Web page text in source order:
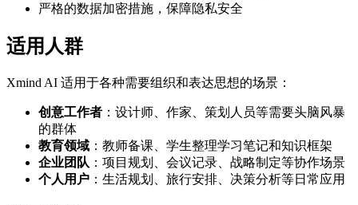
严格的数据加密措施，保障隐私安全
适用人群
Xmind AI 适用于各种需要组织和表达思想的场景：
创意工作者 ：设计师、作家、策划人员等需要头脑风暴
的群体
教育领域 ：教师备课、学生整理学习笔记和知识框架
企业团队 ：项目规划、会议记录、战略制定等协作场景
个人用户 ：生活规划、旅行安排、决策分析等日常应用